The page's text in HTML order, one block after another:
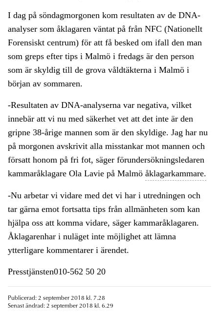
I dag på söndagmorgonen kom resultaten av de DNA-
analyser som åklagaren väntat på från NFC (Nationellt
Forensiskt centrum) för att få besked om ifall den man
som greps efter tips i Malmö i fredags är den person
som är skyldig till de grova våldtäkterna i Malmö i
början av sommaren.
-Resultaten av DNA-analyserna var negativa, vilket
innebär att vi nu med säkerhet vet att det inte är den
gripne 38-årige mannen som är den skyldige. Jag har nu
på morgonen avskrivit alla misstankar mot mannen och
försatt honom på fri fot, säger förundersökningsledaren
kammaråklagare Ola Lavie på Malmö åklagarkammare.
-Nu arbetar vi vidare med det vi har i utredningen och
tar gärna emot fortsatta tips från allmänheten som kan
hjälpa oss att komma vidare, säger kammaråklagaren.
Åklagarenhar i nuläget inte möjlighet att lämna
ytterligare kommentarer i ärendet.
Presstjänsten010-562 50 20
Publicerad: 2 september 2018 kl. 7.28
Senast ändrad: 2 september 2018 kl. 6.29